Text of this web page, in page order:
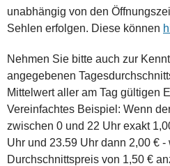
unabhängig von den
Sehlen erfolgen. Diese können
Nehmen Sie bitte auch zur
angegebenen
Mittelwert aller am Tag gültigen
Vereinfachtes Beispiel: Wenn
zwischen 0 und 22 Uhr exakt
Uhr und 23.59 Uhr dann 2,00 €
Durchschnittspreis von 1,50 €